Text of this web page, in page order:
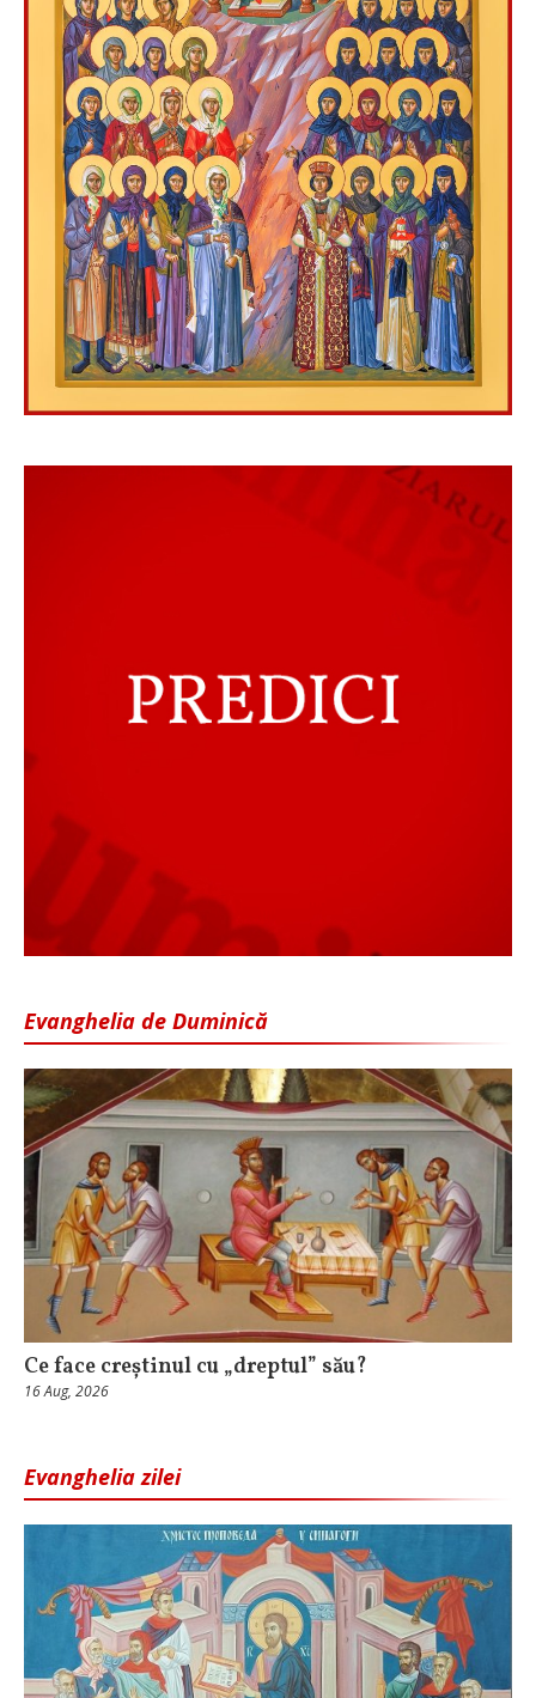
Evanghelia de Duminică
Ce face creștinul cu „dreptul” său?
16 Aug, 2026
Evanghelia zilei